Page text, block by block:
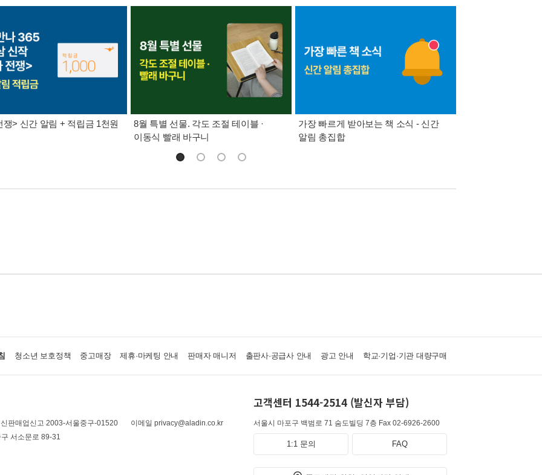
쟁> 신간 알림 + 적립금 1천원
8월 특별 선물. 각도 조절 테이블 ·
이동식 빨래 바구니
가장 빠르게 받아보는 책 소식 - 신간
알림 총집합
청소년 보호정책 중고매장 제휴·마케팅 안내 판매자 매니저 출판사·공급사 안내 광고 안내 학교·기업·기관 대량구매
판매업신고 2003-서울중구-01520
이메일 privacy@aladin.co.kr
서소문로 89-31
고객센터 1544-2514 (발신자 부담)
서울시 마포구 백범로 71 숨도빌딩 7층 Fax 02-6926-2600
1:1 문의 FAQ